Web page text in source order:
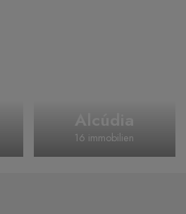
Alcúdia
16 immobilien